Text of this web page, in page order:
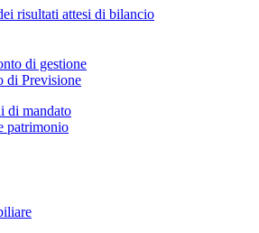
risultati attesi di bilancio
di gestione
di Previsione
di mandato
patrimonio